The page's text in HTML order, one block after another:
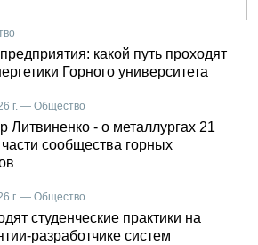
какой путь проходят
Горного университета
г. — Общество
Литвиненко - о металлургах 21
части сообщества горных
г. — Общество
студенческие практики на
разработчике систем